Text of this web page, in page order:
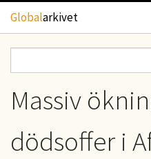
Hoppa till huvudinnehåll
Globalarkivet
TIDSKRIFTER
Massiv
dödsoffer i